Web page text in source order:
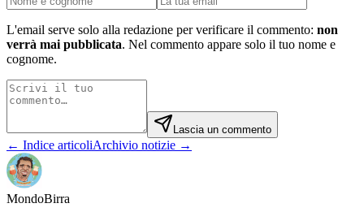
L'email serve solo alla redazione per verificare il commento: non
verrà mai pubblicata. Nel commento appare solo il tuo nome e
cognome.
Lascia un commento
← Indice articoliArchivio notizie →
MondoBirra